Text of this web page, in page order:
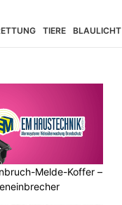
TIERE BLAULICHT
Melde-Koffer –